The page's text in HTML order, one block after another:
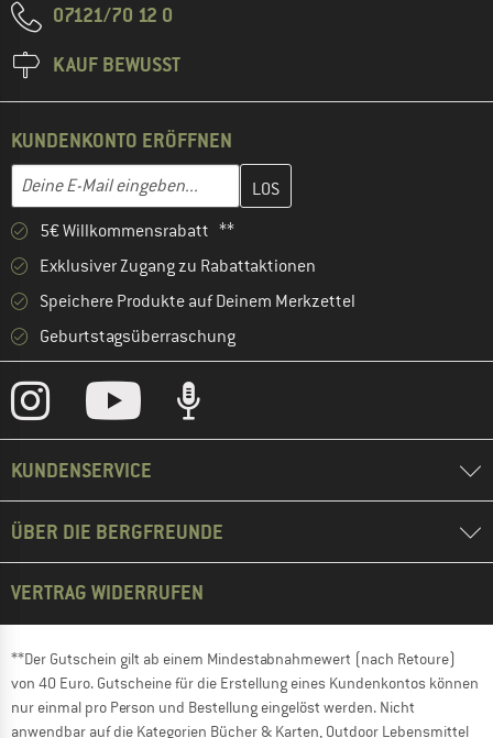
07121/70 12 0
KAUF BEWUSST
KUNDENKONTO ERÖFFNEN
E-Mail-Adresse
Gib hier deine E-Mail-Adresse ein und erstelle im nächsten
5€ Willkommensrabatt **
Exklusiver Zugang zu Rabattaktionen
Speichere Produkte auf Deinem Merkzettel
Geburtstagsüberraschung
KUNDENSERVICE
ÜBER DIE BERGFREUNDE
VERTRAG WIDERRUFEN
**Der Gutschein gilt ab einem Mindestabnahmewert (nach Retoure)
von 40 Euro. Gutscheine für die Erstellung eines Kundenkontos können
nur einmal pro Person und Bestellung eingelöst werden. Nicht
anwendbar auf die Kategorien Bücher & Karten, Outdoor Lebensmittel